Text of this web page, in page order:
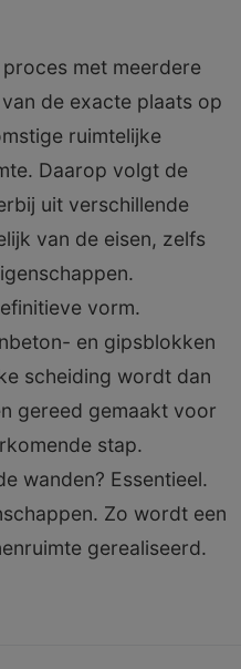
met meerdere
de exacte plaats op
ruimtelijke
Daarop volgt de
uit verschillende
van de eisen, zelfs
vorm.
en gipsblokken
scheiding wordt dan
gereed gemaakt voor
stap.
wanden? Essentieel.
Zo wordt een
gerealiseerd.